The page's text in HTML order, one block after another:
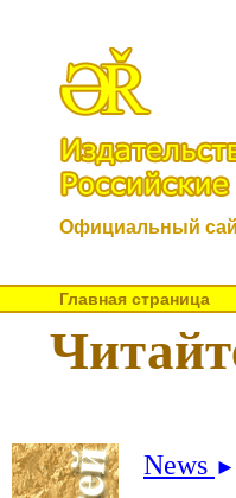
Официальный
Главная страница
News ►